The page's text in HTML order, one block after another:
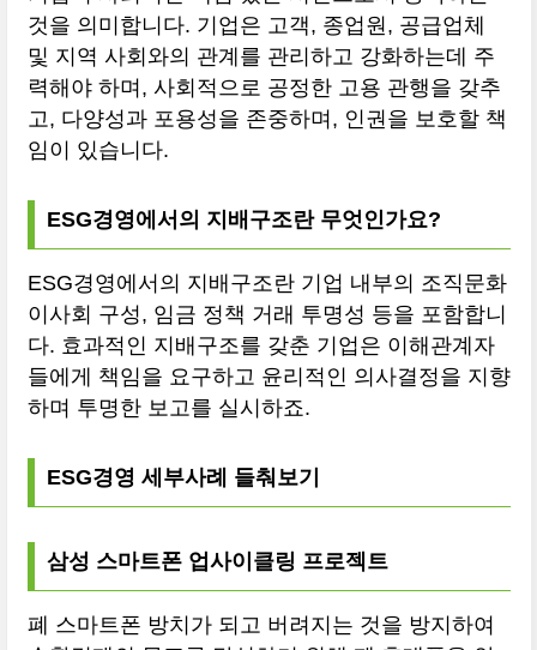
것을 의미합니다. 기업은 고객, 종업원, 공급업체
및 지역 사회와의 관계를 관리하고 강화하는데 주
력해야 하며, 사회적으로 공정한 고용 관행을 갖추
고, 다양성과 포용성을 존중하며, 인권을 보호할 책
임이 있습니다.
ESG경영에서의 지배구조란 무엇인가요?
ESG경영에서의 지배구조란 기업 내부의 조직문화
이사회 구성, 임금 정책 거래 투명성 등을 포함합니
다. 효과적인 지배구조를 갖춘 기업은 이해관계자
들에게 책임을 요구하고 윤리적인 의사결정을 지향
하며 투명한 보고를 실시하죠.
ESG경영 세부사례 들춰보기
삼성 스마트폰 업사이클링 프로젝트
폐 스마트폰 방치가 되고 버려지는 것을 방지하여